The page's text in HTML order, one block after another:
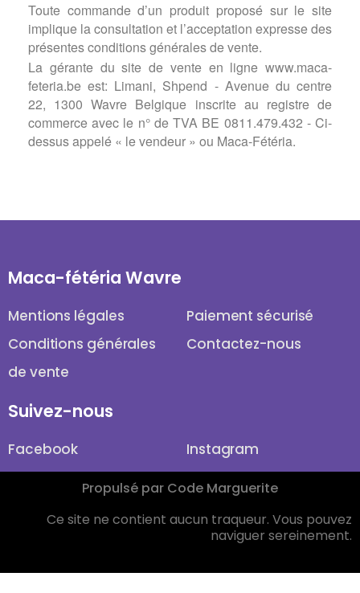
Toute commande d’un produit proposé sur le site
implique la consultation et l’acceptation expresse des
présentes conditions générales de vente.
La gérante du site de vente en ligne www.maca-
feteria.be est: Limani, Shpend - Avenue du centre
22, 1300 Wavre Belgique inscrite au registre de
commerce avec le n° de TVA BE 0811.479.432 - Ci-
dessus appelé « le vendeur » ou Maca-Fétéria.
Maca-fétéria Wavre
Mentions légales
Conditions générales
de vente
Paiement sécurisé
Contactez-nous
Suivez-nous
Facebook Instagram
Propulsé par Code Marguerite
Ce site ne contient aucun traqueur. Vous pouvez
naviguer sereinement.